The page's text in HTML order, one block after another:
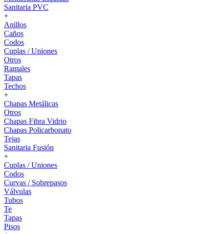
Sanitaria PVC
+
Anillos
Caños
Codos
Cuplas / Uniones
Otros
Ramales
Tapas
Techos
+
Chapas Metálicas
Otros
Chapas Fibra Vidrio
Chapas Policarbonato
Tejas
Sanitaria Fusión
+
Cuplas / Uniones
Codos
Curvas / Sobrepasos
Válvulas
Tubos
Te
Tapas
Pisos